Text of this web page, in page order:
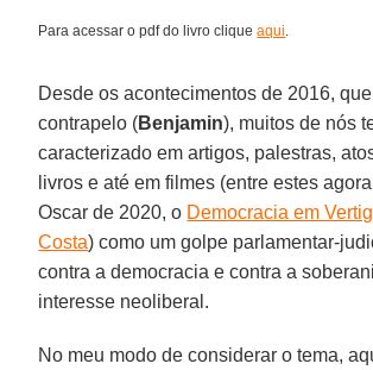
Para acessar o pdf do livro cliqueaqui
Desde os acontecimentos de 2016,
contrapelo (Benjamin), muitos de nós
caracterizado em artigos, palestras,
livros e até em filmes (entre estes
Oscar de 2020, o Democracia em
Costa) como um golpe parlamentar-
contra a democracia e contra a
interesse neoliberal.
No meu modo de considerar o tema,